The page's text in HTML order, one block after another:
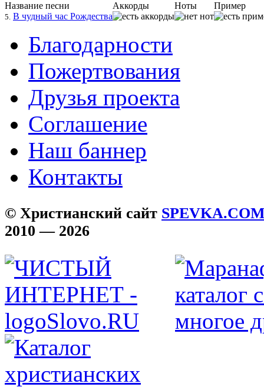
Название песни Аккорды Ноты Пример
5. В чудный час Рождества
Благодарности
Пожертвования
Друзья проекта
Соглашение
Наш баннер
Контакты
© Христианский сайт
2010 — 2026